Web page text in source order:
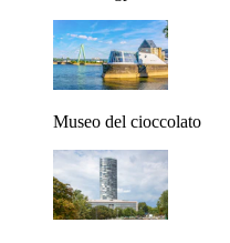
Museo del cioccolato